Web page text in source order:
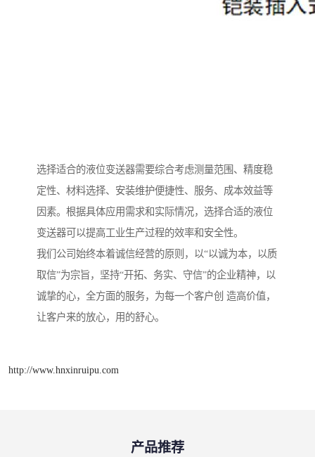
选择适合的液位变送器需要综合考虑测量范围、精度稳
定性、材料选择、安装维护便捷性、服务、成本效益等
因素。根据具体应用需求和实际情况，选择合适的液位
变送器可以提高工业生产过程的效率和安全性。
我们公司始终本着诚信经营的原则，以“以诚为本，以质
取信”为宗旨，坚持“开拓、务实、守信”的企业精神，以
诚挚的心，全方面的服务，为每一个客户创 造高价值，
让客户来的放心，用的舒心。
http://www.hnxinruipu.com
产品推荐